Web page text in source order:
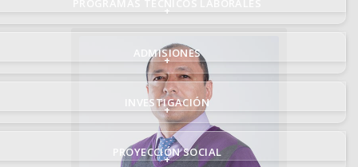
+
ADMISIONES
+
INVESTIGACIÓN
+
PROYECCIÓN SOCIAL
+